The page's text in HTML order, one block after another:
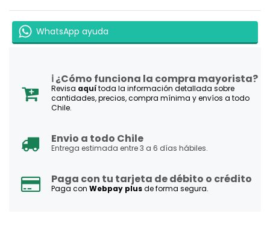
WhatsApp ayuda
ℹ️ ¿Cómo funciona la compra mayorista?
Revisa aquítoda la información detallada sobre
cantidades, precios, compra mínima y envíos a todo
Chile.
Envio a todo Chile
Entrega estimada entre 3 a 6 días hábiles.
Paga con tu tarjeta de débito o crédito
Paga con Webpay plusde forma segura.